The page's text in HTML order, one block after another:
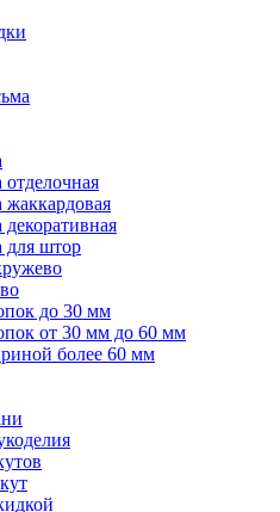
отделочная
жаккардовая
декоративная
для штор
до 30 мм
от 30 мм до 60 мм
более 60 мм